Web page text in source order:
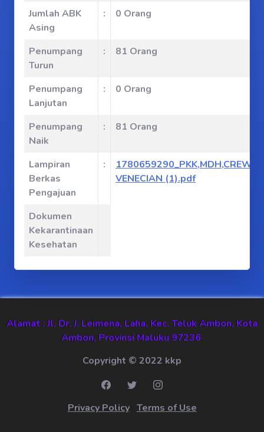
Jumlah ABK
Asing
: 0 Orang
Penumpang
Turun
: 81 Orang
Penumpang
Lanjutan
: 0 Orang
Penumpang
Naik
: 81 Orang
Lampiran
Berkas
Pengajuan
:
VENECIAN (1).pdf
Dokumen
Kekarantinaan
Kesehatan
Alamat : Jl. Dr. J. Leimena, Laha, Kec. Teluk Ambon, Kota
Ambon, Provinsi Maluku 97236
Copyright © 2022 kkp
Privacy Policy Terms of Use